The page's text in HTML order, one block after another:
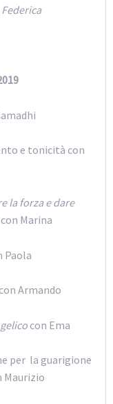
e tonicità con
la forza e dare
con Marina
Paola
con Armando
con Ema
per la guarigione
Maurizio